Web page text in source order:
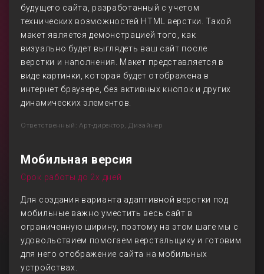
будущего сайта, разработанный с учетом
технических возможностей HTML верстки. Такой
макет является демонстрацией того, как
визуально будет выглядеть ваш сайт после
верстки и наполнения. Макет представляется в
виде картинки, которая будет отображена в
интернет браузере, без активных кнопок и других
динамических элементов.
Ответственный: Арт-директор, Дизайнер
Мобильная версия
Срок работы до 2х дней
Для создания варианта адаптивной верстки под
мобильные важно уместить весь сайт в
ограниченную ширину, поэтому на этом шаге мы с
удовольствием помогаем верстальщику и готовим
для него отображение сайта на мобильных
устройствах.